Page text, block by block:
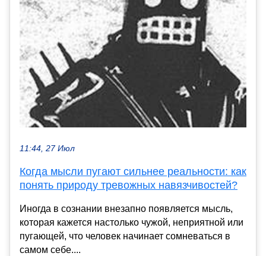
11:44, 27 Июл
Когда мысли пугают сильнее реальности: как
понять природу тревожных навязчивостей?
Иногда в сознании внезапно появляется мысль,
которая кажется настолько чужой, неприятной или
пугающей, что человек начинает сомневаться в
самом себе....